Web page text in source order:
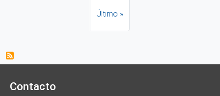
Último »
Contacto